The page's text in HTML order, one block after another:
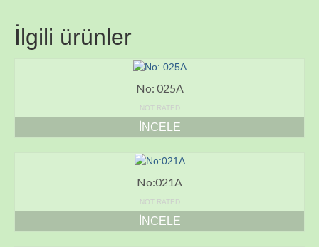
İlgili ürünler
No: 025A
NOT RATED
İNCELE
No:021A
NOT RATED
İNCELE